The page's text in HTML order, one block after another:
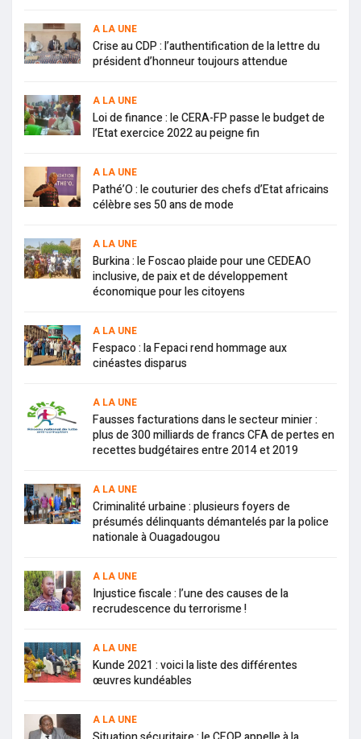
A LA UNE
Crise au CDP : l’authentification de la lettre du
président d’honneur toujours attendue
A LA UNE
Loi de finance : le CERA-FP passe le budget de
l’Etat exercice 2022 au peigne fin
A LA UNE
Pathé’O : le couturier des chefs d’Etat africains
célèbre ses 50 ans de mode
A LA UNE
Burkina : le Foscao plaide pour une CEDEAO
inclusive, de paix et de développement
économique pour les citoyens
A LA UNE
Fespaco : la Fepaci rend hommage aux
cinéastes disparus
A LA UNE
Fausses facturations dans le secteur minier :
plus de 300 milliards de francs CFA de pertes en
recettes budgétaires entre 2014 et 2019
A LA UNE
Criminalité urbaine : plusieurs foyers de
présumés délinquants démantelés par la police
nationale à Ouagadougou
A LA UNE
Injustice fiscale : l’une des causes de la
recrudescence du terrorisme !
A LA UNE
Kunde 2021 : voici la liste des différentes
œuvres kundéables
A LA UNE